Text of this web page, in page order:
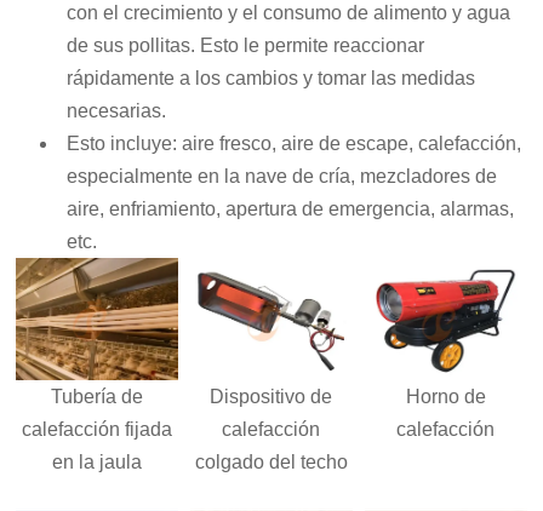
con el crecimiento y el consumo de alimento y agua
de sus pollitas. Esto le permite reaccionar
rápidamente a los cambios y tomar las medidas
necesarias.
Esto incluye: aire fresco, aire de escape, calefacción,
especialmente en la nave de cría, mezcladores de
aire, enfriamiento, apertura de emergencia, alarmas,
etc.
Tubería de
calefacción fijada
en la jaula
Dispositivo de
calefacción
colgado del techo
Horno de
calefacción